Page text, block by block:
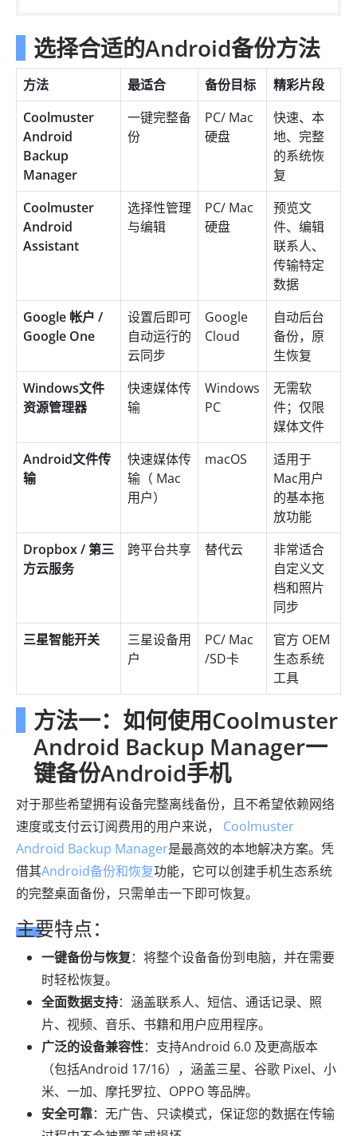
选择合适的Android备份方法
方法 最适合 备份目标
精彩片段
Coolmuster
Android
Backup
Manager
一键完整备
份
PC/ Mac
硬盘
快速、本
地、完整
的系统恢
复
Coolmuster
Android
Assistant
选择性管理
与编辑
PC/ Mac
硬盘
预览文
件、编辑
联系人、
传输特定
数据
Google 帐户 /
Google One
设置后即可
自动运行的
云同步
Google
Cloud
自动后台
备份，原
生恢复
Windows文件
资源管理器
快速媒体传
输
Windows
PC
无需软
件；仅限
媒体文件
Android文件传
输
快速媒体传
输（ Mac
用户）
macOS
适用于
Mac用户
的基本拖
放功能
Dropbox / 第三
方云服务
跨平台共享 替代云
非常适合
自定义文
档和照片
同步
三星智能开关
三星设备用
户
PC/ Mac
/SD卡
官方 OEM
生态系统
工具
方法一：如何使用Coolmuster
Android Backup Manager一
键备份Android手机
对于那些希望拥有设备完整离线备份，且不希望依赖网络
速度或支付云订阅费用的用户来说， Coolmuster
Android Backup Manager是最高效的本地解决方案。凭
借其Android备份和恢复功能，它可以创建手机生态系统
的完整桌面备份，只需单击一下即可恢复。
主要特点：
一键备份与恢复：将整个设备备份到电脑，并在需要
时轻松恢复。
全面数据支持：涵盖联系人、短信、通话记录、照
片、视频、音乐、书籍和用户应用程序。
广泛的设备兼容性：支持Android 6.0 及更高版本
（包括Android 17/16），涵盖三星、谷歌 Pixel、小
米、一加、摩托罗拉、OPPO 等品牌。
安全可靠：无广告、只读模式，保证您的数据在传输